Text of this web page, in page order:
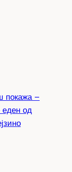
покажа –
еден од